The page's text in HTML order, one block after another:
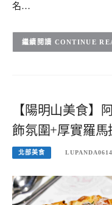
名…
CONTINUE
【陽明山美食】
飾氛圍+厚實羅
北部美食